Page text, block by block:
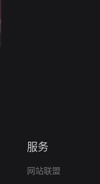
服务
网站联盟